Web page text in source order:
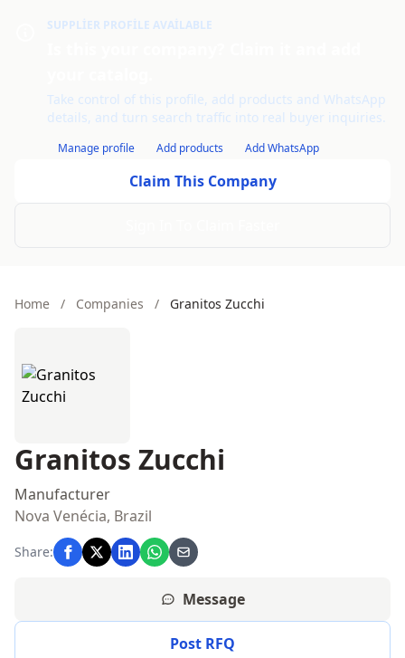
SUPPLIER PROFILE AVAILABLE
Take control of this profile, add products and WhatsApp
details, and turn search traffic into real buyer inquiries.
Manage profile Add products Add WhatsApp
Claim This Company
Home / Companies / Granitos Zucchi
Granitos Zucchi
Manufacturer
Nova Venécia, Brazil
Share:
Message
Post RFQ